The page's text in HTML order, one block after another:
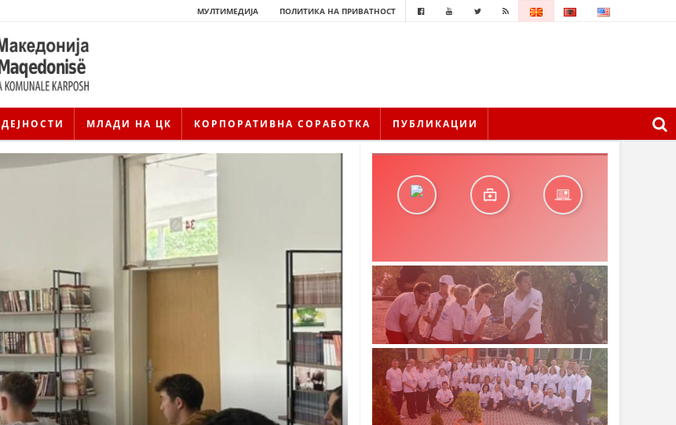
МУЛТИМЕДИЈА ПОЛИТИКА НА ПРИВАТНОСТ
ДЕЈНОСТИ МЛАДИ НА ЦК КОРПОРАТИВНА СОРАБОТКА ПУБЛИКАЦИИ
ДЕЈСТВУВАЊЕ